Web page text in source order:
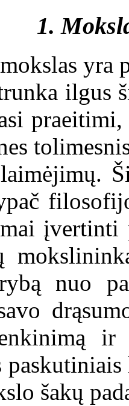
1.
yra
ilgus
įvertinti
nuo
šakų